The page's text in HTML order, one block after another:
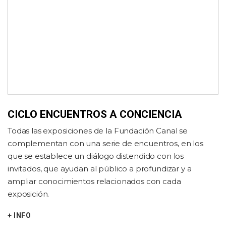
CICLO ENCUENTROS A CONCIENCIA
Todas las exposiciones de la Fundación Canal se
complementan con una serie de encuentros, en los
que se establece un diálogo distendido con los
invitados, ​que ayudan al público a profundizar y a
ampliar conocimientos relacionados con cada
exposición.
+ INFO